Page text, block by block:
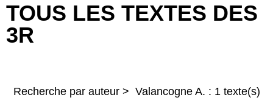
TOUS LES TEXTES DES
3R
Recherche par auteur > Valancogne A. : 1 texte(s)